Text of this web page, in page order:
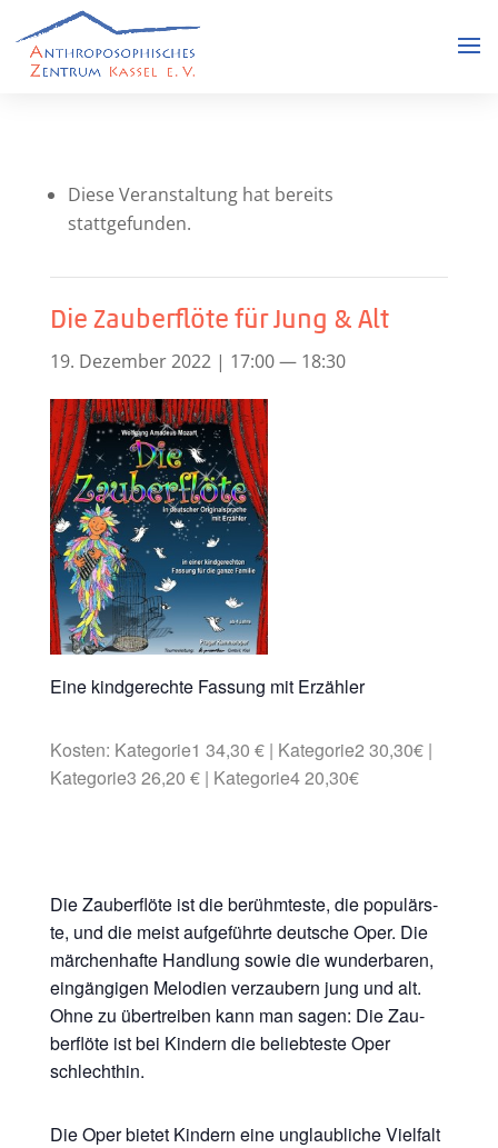
Die­se Ver­an­stal­tung hat bereits
stattgefunden.
Die Zauberflöte für Jung & Alt
19. Dezem­ber 2022 | 17:00— 18:30
Eine kind­ge­rech­te Fas­sung mit Erzähler
Kos­ten: Kategorie1 34,30 € | Kategorie2 30,30€ |
Kategorie3 26,20 € | Kategorie4 20,30€
Die Zau­ber­flö­te ist die berühm­tes­te, die popu­lärs­
te, und die meist auf­ge­führ­te deut­sche Oper. Die
mär­chen­haf­te Hand­lung sowie die wun­der­ba­ren,
ein­gän­gi­gen Melo­dien ver­zau­bern jung und alt.
Ohne zu über­trei­ben kann man sagen: Die Zau­
ber­flö­te ist bei Kin­dern die belieb­tes­te Oper
schlechthin.
Die Oper bie­tet Kin­dern eine unglaub­li­che Viel­falt